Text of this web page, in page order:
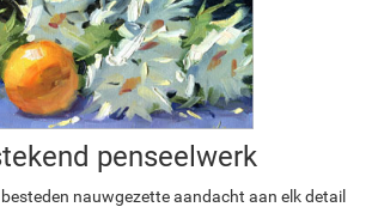
penseelwerk
nauwgezette aandacht aan elk detail